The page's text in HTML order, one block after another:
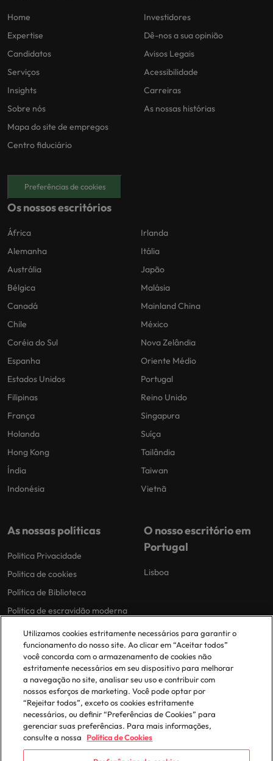
Home
Expertise
Candidatos
Serviços
Insights
Sobre nós
Mapa do site de empregos
Centro fiduciário
Investidores
Dê-nos a sua opinião
Avisos Legais
Acessibilidade
Carreiras
As nossas histórias
Preferências de cookies
Os nossos escritórios
África
Alemanha
Austrália
Bélgica
Canadá
Chile
Coréia do Sul
Espanha
Estados Unidos
Filipinas
França
Holanda
Hong Kong
Índia
Indonésia
Irlanda
Itália
Japão
Malásia
Mainland China
México
Nova Zelândia
Oriente Médio
Portugal
Reino Unido
Singapura
Suíça
Tailândia
Taiwan
Vietnã
As nossas políticas
Politica Privacidade
Politica de cookies
Política de Biblioteca
Politica de escravidão moderna
O nosso escritório em
Portugal
Lisboa
© 2025 Robert Walters Plc. All Rights Reserved.
Utilizamos cookies estritamente necessários para garantir o
funcionamento do nosso site. Ao clicar em “Aceitar todos”
você concorda com o armazenamento de cookies não
estritamente necessários em seu dispositivo para melhorar
a navegação no site, analisar seu uso e contribuir com
nossos esforços de marketing. Você pode optar por
“Rejeitar todos”, exceto os cookies estritamente
necessários, ou definir “Preferências de Cookies” para
gerenciar suas preferências. Para mais informações,
consulte a nossa
Política de Cookies